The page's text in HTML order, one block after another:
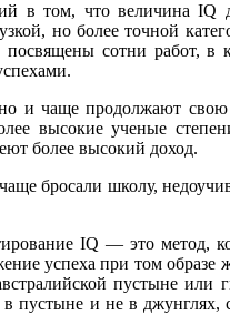
том, что величина IQ
но более точной
сотни работ,
и чаще продолжают
высокие ученые
более высокий доход.
бросали школу,
IQ — это метод,
успеха при том
пустыне или
и не в джунглях,